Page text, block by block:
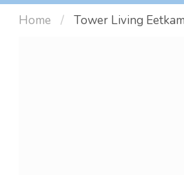
Home / Tower Living